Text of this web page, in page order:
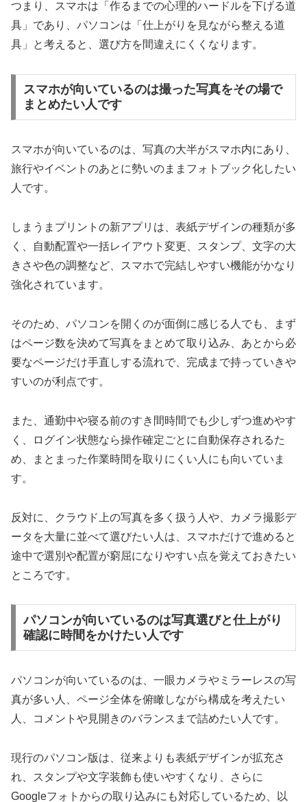
つまり、スマホは「作るまでの心理的ハードルを下げる道
具」であり、パソコンは「仕上がりを見ながら整える道
具」と考えると、選び方を間違えにくくなります。
スマホが向いているのは撮った写真をその場で
まとめたい人です
スマホが向いているのは、写真の大半がスマホ内にあり、
旅行やイベントのあとに勢いのままフォトブック化したい
人です。
しまうまプリントの新アプリは、表紙デザインの種類が多
く、自動配置や一括レイアウト変更、スタンプ、文字の大
きさや色の調整など、スマホで完結しやすい機能がかなり
強化されています。
そのため、パソコンを開くのが面倒に感じる人でも、まず
はページ数を決めて写真をまとめて取り込み、あとから必
要なページだけ手直しする流れで、完成まで持っていきや
すいのが利点です。
また、通勤中や寝る前のすき間時間でも少しずつ進めやす
く、ログイン状態なら操作確定ごとに自動保存されるた
め、まとまった作業時間を取りにくい人にも向いていま
す。
反対に、クラウド上の写真を多く扱う人や、カメラ撮影デ
ータを大量に並べて選びたい人は、スマホだけで進めると
途中で選別や配置が窮屈になりやすい点を覚えておきたい
ところです。
パソコンが向いているのは写真選びと仕上がり
確認に時間をかけたい人です
パソコンが向いているのは、一眼カメラやミラーレスの写
真が多い人、ページ全体を俯瞰しながら構成を考えたい
人、コメントや見開きのバランスまで詰めたい人です。
現行のパソコン版は、従来よりも表紙デザインが拡充さ
れ、スタンプや文字装飾も使いやすくなり、さらに
Googleフォトからの取り込みにも対応しているため、以